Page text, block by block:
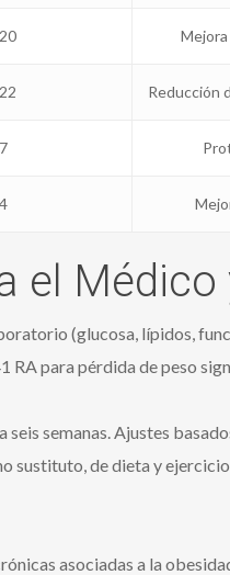
Reducción
el Médico
(glucosa, lípidos,
RA para pérdida de peso
semanas. Ajustes
sustituto, de dieta y
asociadas a la